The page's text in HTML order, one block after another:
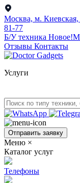
Москва, м. Киевская,
81-77
Б/У техникa Новое!
Отзывы Контакты
Услуги
Отправить заявку
Меню ×
Каталог услуг
Телефоны